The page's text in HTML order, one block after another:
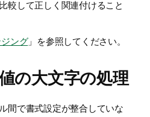
較して正しく関連付けること
ング」を参照してください。
の大文字の処理
間で書式設定が整合していな